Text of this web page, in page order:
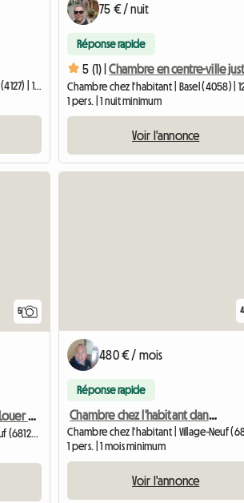
Chambre chez l'habitant | Birsfelden (4127) | 100 M2
75 € / nuit
Réponse rapide
5 (1) |
Chambre chez l'habitant | Basel (4058) |
1 pers. | 1 nuit minimum
Voir l'annonce
5
Chambre Meublée À Louer Chez L'habitant
Chambre chez l'habitant | Village-Neuf (68128) | 70 M2
4
480 € / mois
Réponse rapide
Chambre chez l'habitant dans une maison individuelle
1 pers. | 1 mois minimum
Voir l'annonce